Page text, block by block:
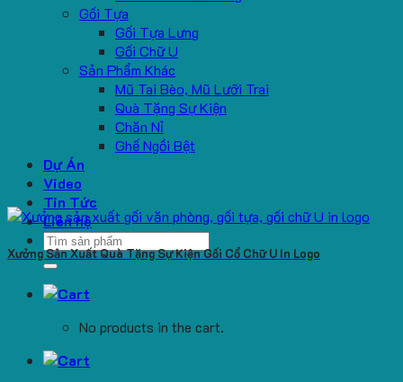
Gối Tựa
Gối Tựa Lưng
Gối Chữ U
Sản Phẩm Khác
Mũ Tai Bèo, Mũ Lưỡi Trai
Quà Tặng Sự Kiện
Chăn Nỉ
Ghế Ngồi Bệt
Dự Án
Video
Tin Tức
Liên hệ
Search
for:
No products in the cart.
Xưởng Sản Xuất Quà Tặng Sự Kiện Gối Cổ Chữ U In Logo